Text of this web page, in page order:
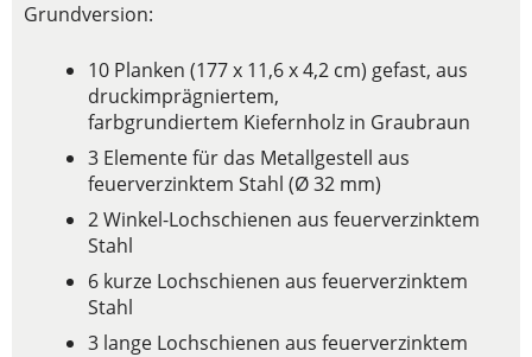
Grundversion:
10 Planken (177 x 11,6 x 4,2 cm) gefast, aus
druckimprägniertem,
farbgrundiertem Kiefernholz in Graubraun
3 Elemente für das Metallgestell aus
feuerverzinktem Stahl (Ø 32 mm)
2 Winkel-Lochschienen aus feuerverzinktem
Stahl
6 kurze Lochschienen aus feuerverzinktem
Stahl
3 lange Lochschienen aus feuerverzinktem